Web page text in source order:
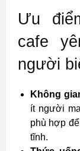
Ưu
cafe
người
Không
ít người
phù hợp
tĩnh.